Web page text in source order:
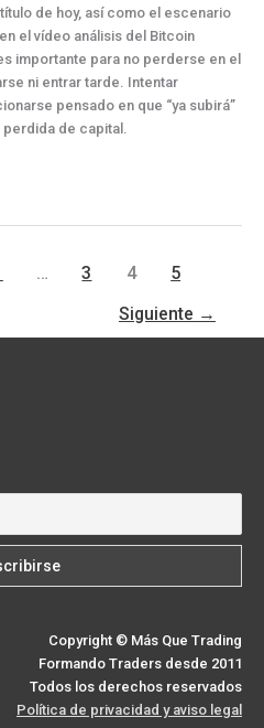
de hoy, así como el escenario
el vídeo análisis del Bitcoin
importante para no perderse en el
ni entrar tarde. Intentar
pensado en que “ya subirá”
perdida de capital.
… 3 4
5
Siguiente →
Copyright © Más Que Trading
Formando Traders desde 2011
Todos los derechos reservados
Política de privacidad y aviso legal